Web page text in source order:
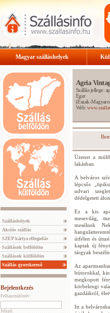
Magyar szálláshelyek
Szálláshelyek
Akciós szállás
SZÉP kártya elfogadás
Szállások belföldön
Szállások külföldön
Szállás gyorskereső
Bejelentkezés
Felhasználónév:
Jelszó:
Agria
Szállás jellege:
Eger
(Észak-
Web:
Üzenet a
lakásban.
A belváros
lépcsős
udvari
dédelgetett
Ez a kis
mesevilág,
mesélnek
útfélen és
kaptak új
tárgyak
Az
bútorokkal,
megkopott
körbelengi
gazdáikról,
Itt a